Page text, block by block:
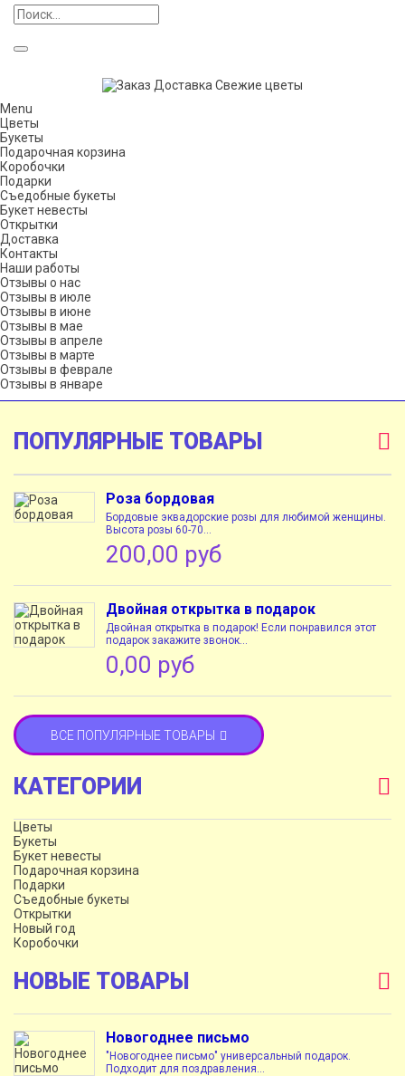
Menu
Цветы
Букеты
Подарочная корзина
Коробочки
Подарки
Съедобные букеты
Букет невесты
Открытки
Доставка
Контакты
Наши работы
Отзывы о нас
Отзывы в июле
Отзывы в июне
Отзывы в мае
Отзывы в апреле
Отзывы в марте
Отзывы в феврале
Отзывы в январе
ПОПУЛЯРНЫЕ ТОВАРЫ
Роза бордовая
Бордовые эквадорские розы для любимой женщины.
Высота розы 60-70...
200,00 руб
Двойная открытка в подарок
Двойная открытка в подарок! Если понравился этот
подарок закажите звонок...
0,00 руб
ВСЕ ПОПУЛЯРНЫЕ ТОВАРЫ
КАТЕГОРИИ
Цветы
Букеты
Букет невесты
Подарочная корзина
Подарки
Съедобные букеты
Открытки
Новый год
Коробочки
НОВЫЕ ТОВАРЫ
Новогоднее письмо
"Новогоднее письмо" универсальный подарок.
Подходит для поздравления...